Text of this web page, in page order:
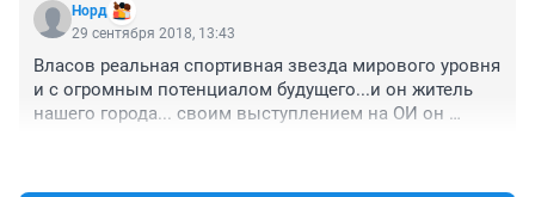
Норд
29 сентября 2018, 13:43
Власов реальная спортивная звезда мирового уровня
и с огромным потенциалом будущего...и он житель
нашего города... своим выступлением на ОИ он